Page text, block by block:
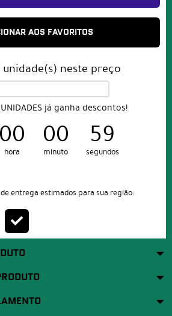
AOS FAVORITOS
unidade(s) neste preço
já ganha descontos!
00
hora
00
minuto
59
segundos
entrega estimados para sua região: